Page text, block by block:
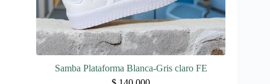
Samba Plataforma Blanca-Gris claro FE